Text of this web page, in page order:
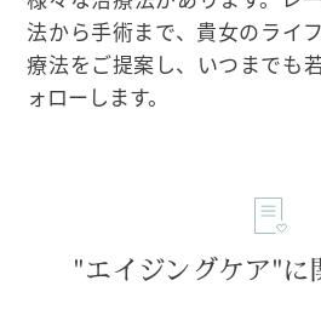
法から手術まで、貴女のライ
療法をご提案し、いつまでも
ォローします。
"エイジングケア"に